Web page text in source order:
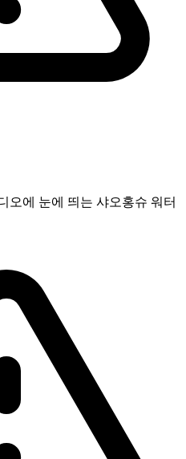
오에 눈에 띄는 샤오홍슈 워터